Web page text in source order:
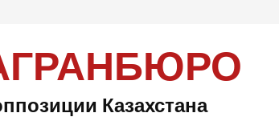
Казахстана